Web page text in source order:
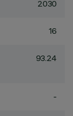
2030
16
93.24
-